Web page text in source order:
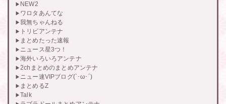
NEW2
ワロタあんてな
我無ちゃんねる
トリビアンテナ
まとめたった速報
ニュース星3つ！
海外いろいろアンテナ
2chまとめのまとめアンテナ
ニュー速VIPブログ(`･ω･´)
まとめるZ
Talk